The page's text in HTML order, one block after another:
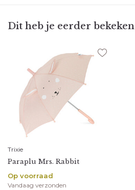
Dit heb je eerder bekeken
Trixie
Paraplu Mrs. Rabbit
Op voorraad
Vandaag verzonden